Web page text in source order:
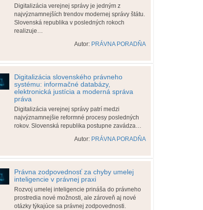
Digitalizácia verejnej správy je jedným z
najvýznamnejších trendov modernej správy štátu.
Slovenská republika v posledných rokoch
realizuje…
Autor: PRÁVNA PORADŇA
Digitalizácia slovenského právneho
systému: informačné databázy,
elektronická justícia a moderná správa
práva
Digitalizácia verejnej správy patrí medzi
najvýznamnejšie reformné procesy posledných
rokov. Slovenská republika postupne zavádza…
Autor: PRÁVNA PORADŇA
Právna zodpovednosť za chyby umelej
inteligencie v právnej praxi
Rozvoj umelej inteligencie prináša do právneho
prostredia nové možnosti, ale zároveň aj nové
otázky týkajúce sa právnej zodpovednosti.